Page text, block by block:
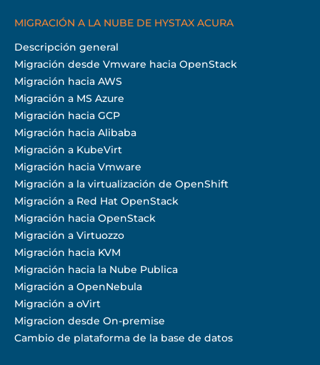
MIGRACIÓN A LA NUBE DE HYSTAX ACURA
Descripción general
Migración desde Vmware hacia OpenStack
Migración hacia AWS
Migración a MS Azure
Migración hacia GCP
Migración hacia Alibaba
Migración a KubeVirt
Migración hacia Vmware
Migración a la virtualización de OpenShift
Migración a Red Hat OpenStack
Migración hacia OpenStack
Migración a Virtuozzo
Migración hacia KVM
Migración hacia la Nube Publica
Migración a OpenNebula
Migración a oVirt
Migracion desde On-premise
Cambio de plataforma de la base de datos